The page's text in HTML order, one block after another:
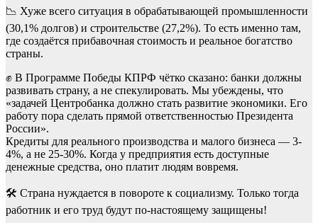
📉 Хуже всего ситуация в обрабатывающей промышленности
(30,1% долгов) и строительстве (27,2%). То есть именно там,
где создаётся прибавочная стоимость и реальное богатство
страны.
✊ В Программе Победы КПРФ чётко сказано: банки должны
развивать страну, а не спекулировать. Мы убеждены, что
«задачей Центробанка должно стать развитие экономики. Его
работу пора сделать прямой ответственностью Президента
России».
Кредиты для реального производства и малого бизнеса — 3-
4%, а не 25-30%. Когда у предприятия есть доступные
денежные средства, оно платит людям вовремя.
🛠 Страна нуждается в повороте к социализму. Только тогда
работник и его труд будут по-настоящему защищены!